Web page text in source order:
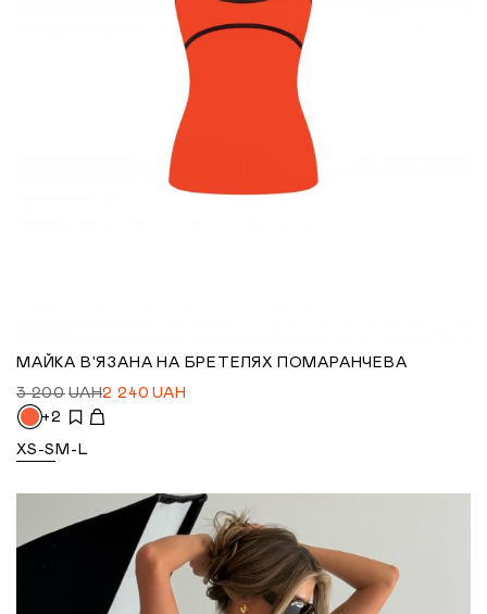
МАЙКА В'ЯЗАНА НА БРЕТЕЛЯХ ПОМАРАНЧЕВА
3 200 UAH2 240 UAH
+2
XS-S M-L